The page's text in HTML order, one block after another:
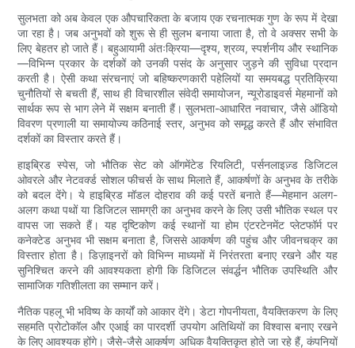
सुलभता को अब केवल एक औपचारिकता के बजाय एक रचनात्मक गुण के रूप में देखा
जा रहा है। जब अनुभवों को शुरू से ही सुलभ बनाया जाता है, तो वे अक्सर सभी के
लिए बेहतर हो जाते हैं। बहुआयामी अंतःक्रिया—दृश्य, श्रव्य, स्पर्शनीय और स्थानिक
—विभिन्न प्रकार के दर्शकों को उनकी पसंद के अनुसार जुड़ने की सुविधा प्रदान
करती है। ऐसी कथा संरचनाएं जो बहिष्करणकारी पहेलियों या समयबद्ध प्रतिक्रिया
चुनौतियों से बचती हैं, साथ ही विचारशील संवेदी समायोजन, न्यूरोडाइवर्स मेहमानों को
सार्थक रूप से भाग लेने में सक्षम बनाती हैं। सुलभता-आधारित नवाचार, जैसे ऑडियो
विवरण प्रणाली या समायोज्य कठिनाई स्तर, अनुभव को समृद्ध करते हैं और संभावित
दर्शकों का विस्तार करते हैं।
हाइब्रिड स्पेस, जो भौतिक सेट को ऑगमेंटेड रियलिटी, पर्सनलाइज़्ड डिजिटल
ओवरले और नेटवर्क्ड सोशल फीचर्स के साथ मिलाते हैं, आकर्षणों के अनुभव के तरीके
को बदल देंगे। ये हाइब्रिड मॉडल दोहराव की कई परतें बनाते हैं—मेहमान अलग-
अलग कथा पथों या डिजिटल सामग्री का अनुभव करने के लिए उसी भौतिक स्थल पर
वापस जा सकते हैं। यह दृष्टिकोण कई स्थानों या होम एंटरटेनमेंट प्लेटफॉर्म पर
कनेक्टेड अनुभव भी सक्षम बनाता है, जिससे आकर्षण की पहुंच और जीवनचक्र का
विस्तार होता है। डिज़ाइनरों को विभिन्न माध्यमों में निरंतरता बनाए रखने और यह
सुनिश्चित करने की आवश्यकता होगी कि डिजिटल संवर्द्धन भौतिक उपस्थिति और
सामाजिक गतिशीलता का सम्मान करें।
नैतिक पहलू भी भविष्य के कार्यों को आकार देंगे। डेटा गोपनीयता, वैयक्तिकरण के लिए
सहमति प्रोटोकॉल और एआई का पारदर्शी उपयोग अतिथियों का विश्वास बनाए रखने
के लिए आवश्यक होंगे। जैसे-जैसे आकर्षण अधिक वैयक्तिकृत होते जा रहे हैं, कंपनियों